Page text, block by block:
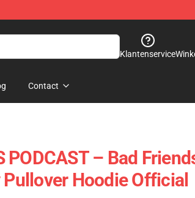
Klantenservice
Contact
PODCAST – Bad
Hoodie Official